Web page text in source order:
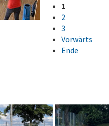
1
2
3
Vorwärts
Ende